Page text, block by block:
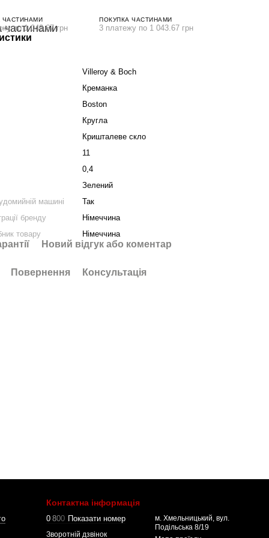
ЧАСТИНАМИ
по 1 043.67 грн
ПОКУПКА ЧАСТИНАМИ
3 платежу по 1 043.67 грн
Villeroy & Boch
Креманка
Boston
Кругла
Кришталеве скло
11
0,4
Зелений
машині
Так
бренду
Німеччина
товару
Німеччина
Новий відгук або коментар
Повернення Консультація
Контактна інформація
0 800 Показати номер
Зворотній дзвінок
м. Хмельницький, вул.
Подільська 8/19